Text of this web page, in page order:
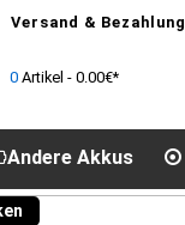
Versand & Bezahlung
0 Artikel - 0.00€*
Andere Akkus